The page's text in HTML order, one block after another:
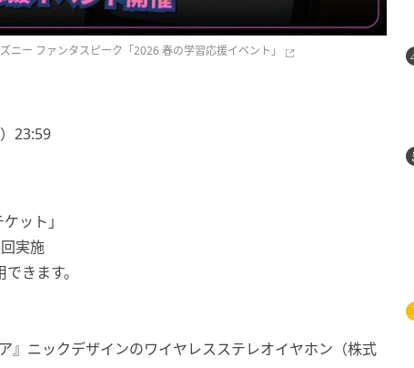
ニー ファンタスピーク「2026 春の学習応援イベント」
23:59
ット」
実施
きます。
』ニックデザインのワイヤレスステレオイヤホン（株式